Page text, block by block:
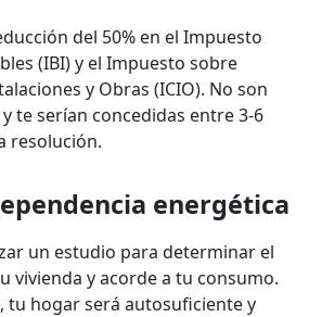
del 50% en el Impuesto
(IBI) y el Impuesto sobre
y Obras (ICIO). No son
te serían concedidas entre 3-6
resolución.
energética
un estudio para determinar el
vivienda y acorde a tu consumo.
tu hogar será autosuficiente y